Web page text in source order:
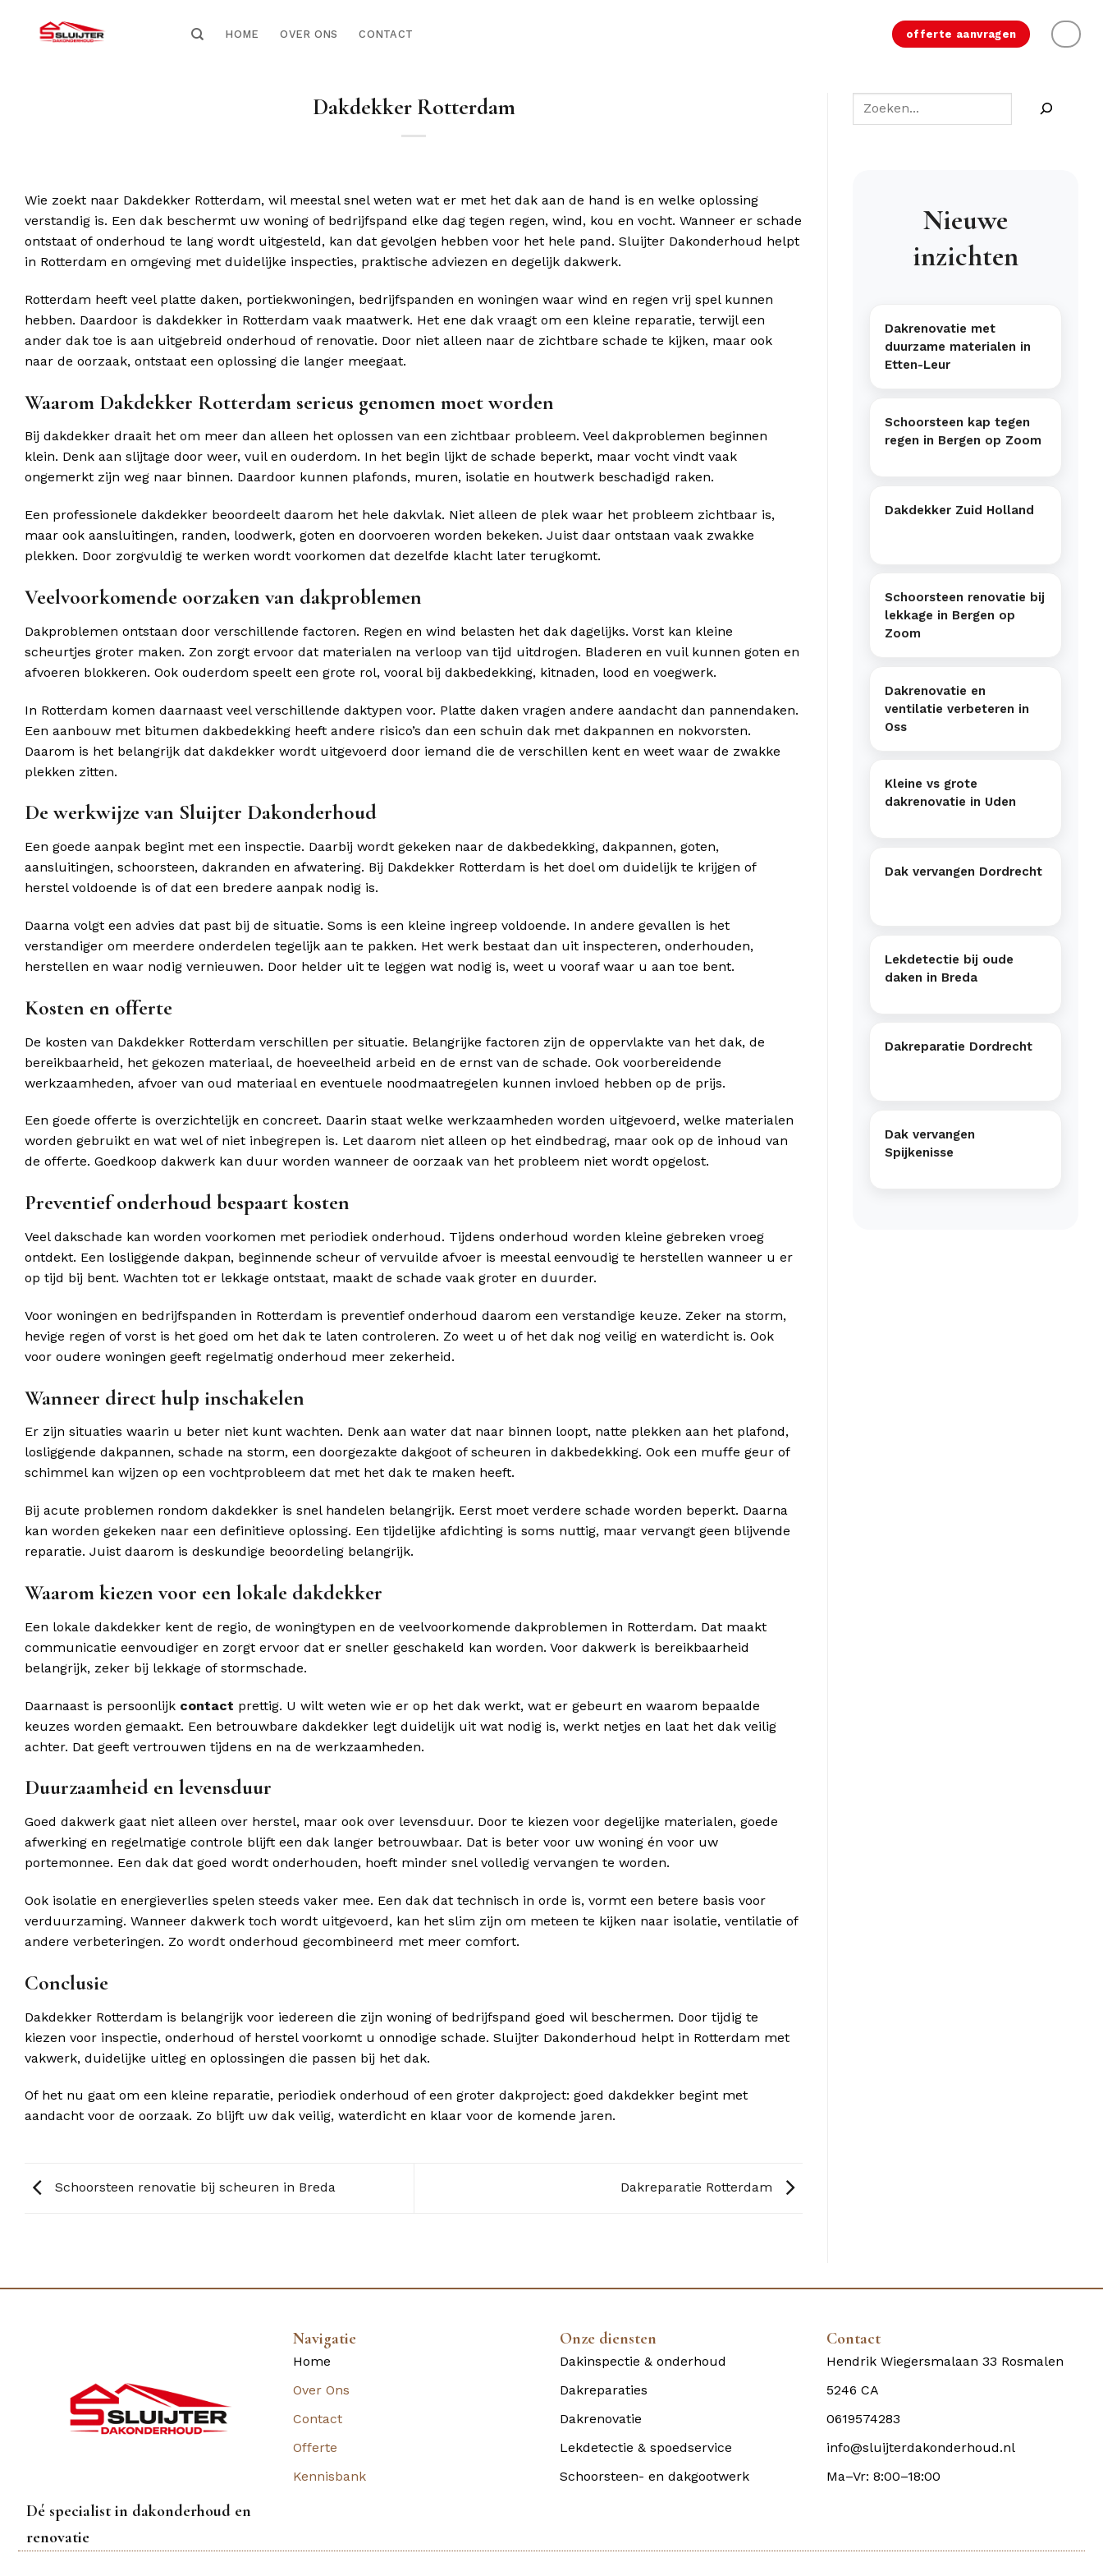
HOME OVER ONS CONTACT offerte aanvragen
Dakdekker Rotterdam
Wie zoekt naar Dakdekker Rotterdam, wil meestal snel weten wat er met het dak aan de hand is en welke oplossing
verstandig is. Een dak beschermt uw woning of bedrijfspand elke dag tegen regen, wind, kou en vocht. Wanneer er schade
ontstaat of onderhoud te lang wordt uitgesteld, kan dat gevolgen hebben voor het hele pand. Sluijter Dakonderhoud helpt
in Rotterdam en omgeving met duidelijke inspecties, praktische adviezen en degelijk dakwerk.
Rotterdam heeft veel platte daken, portiekwoningen, bedrijfspanden en woningen waar wind en regen vrij spel kunnen
hebben. Daardoor is dakdekker in Rotterdam vaak maatwerk. Het ene dak vraagt om een kleine reparatie, terwijl een
ander dak toe is aan uitgebreid onderhoud of renovatie. Door niet alleen naar de zichtbare schade te kijken, maar ook
naar de oorzaak, ontstaat een oplossing die langer meegaat.
Waarom Dakdekker Rotterdam serieus genomen moet worden
Bij dakdekker draait het om meer dan alleen het oplossen van een zichtbaar probleem. Veel dakproblemen beginnen
klein. Denk aan slijtage door weer, vuil en ouderdom. In het begin lijkt de schade beperkt, maar vocht vindt vaak
ongemerkt zijn weg naar binnen. Daardoor kunnen plafonds, muren, isolatie en houtwerk beschadigd raken.
Een professionele dakdekker beoordeelt daarom het hele dakvlak. Niet alleen de plek waar het probleem zichtbaar is,
maar ook aansluitingen, randen, loodwerk, goten en doorvoeren worden bekeken. Juist daar ontstaan vaak zwakke
plekken. Door zorgvuldig te werken wordt voorkomen dat dezelfde klacht later terugkomt.
Veelvoorkomende oorzaken van dakproblemen
Dakproblemen ontstaan door verschillende factoren. Regen en wind belasten het dak dagelijks. Vorst kan kleine
scheurtjes groter maken. Zon zorgt ervoor dat materialen na verloop van tijd uitdrogen. Bladeren en vuil kunnen goten en
afvoeren blokkeren. Ook ouderdom speelt een grote rol, vooral bij dakbedekking, kitnaden, lood en voegwerk.
In Rotterdam komen daarnaast veel verschillende daktypen voor. Platte daken vragen andere aandacht dan pannendaken.
Een aanbouw met bitumen dakbedekking heeft andere risico’s dan een schuin dak met dakpannen en nokvorsten.
Daarom is het belangrijk dat dakdekker wordt uitgevoerd door iemand die de verschillen kent en weet waar de zwakke
plekken zitten.
De werkwijze van Sluijter Dakonderhoud
Een goede aanpak begint met een inspectie. Daarbij wordt gekeken naar de dakbedekking, dakpannen, goten,
aansluitingen, schoorsteen, dakranden en afwatering. Bij Dakdekker Rotterdam is het doel om duidelijk te krijgen of
herstel voldoende is of dat een bredere aanpak nodig is.
Daarna volgt een advies dat past bij de situatie. Soms is een kleine ingreep voldoende. In andere gevallen is het
verstandiger om meerdere onderdelen tegelijk aan te pakken. Het werk bestaat dan uit inspecteren, onderhouden,
herstellen en waar nodig vernieuwen. Door helder uit te leggen wat nodig is, weet u vooraf waar u aan toe bent.
Kosten en offerte
De kosten van Dakdekker Rotterdam verschillen per situatie. Belangrijke factoren zijn de oppervlakte van het dak, de
bereikbaarheid, het gekozen materiaal, de hoeveelheid arbeid en de ernst van de schade. Ook voorbereidende
werkzaamheden, afvoer van oud materiaal en eventuele noodmaatregelen kunnen invloed hebben op de prijs.
Een goede offerte is overzichtelijk en concreet. Daarin staat welke werkzaamheden worden uitgevoerd, welke materialen
worden gebruikt en wat wel of niet inbegrepen is. Let daarom niet alleen op het eindbedrag, maar ook op de inhoud van
de offerte. Goedkoop dakwerk kan duur worden wanneer de oorzaak van het probleem niet wordt opgelost.
Preventief onderhoud bespaart kosten
Veel dakschade kan worden voorkomen met periodiek onderhoud. Tijdens onderhoud worden kleine gebreken vroeg
ontdekt. Een losliggende dakpan, beginnende scheur of vervuilde afvoer is meestal eenvoudig te herstellen wanneer u er
op tijd bij bent. Wachten tot er lekkage ontstaat, maakt de schade vaak groter en duurder.
Voor woningen en bedrijfspanden in Rotterdam is preventief onderhoud daarom een verstandige keuze. Zeker na storm,
hevige regen of vorst is het goed om het dak te laten controleren. Zo weet u of het dak nog veilig en waterdicht is. Ook
voor oudere woningen geeft regelmatig onderhoud meer zekerheid.
Wanneer direct hulp inschakelen
Er zijn situaties waarin u beter niet kunt wachten. Denk aan water dat naar binnen loopt, natte plekken aan het plafond,
losliggende dakpannen, schade na storm, een doorgezakte dakgoot of scheuren in dakbedekking. Ook een muffe geur of
schimmel kan wijzen op een vochtprobleem dat met het dak te maken heeft.
Bij acute problemen rondom dakdekker is snel handelen belangrijk. Eerst moet verdere schade worden beperkt. Daarna
kan worden gekeken naar een definitieve oplossing. Een tijdelijke afdichting is soms nuttig, maar vervangt geen blijvende
reparatie. Juist daarom is deskundige beoordeling belangrijk.
Waarom kiezen voor een lokale dakdekker
Een lokale dakdekker kent de regio, de woningtypen en de veelvoorkomende dakproblemen in Rotterdam. Dat maakt
communicatie eenvoudiger en zorgt ervoor dat er sneller geschakeld kan worden. Voor dakwerk is bereikbaarheid
belangrijk, zeker bij lekkage of stormschade.
Daarnaast is persoonlijk contact prettig. U wilt weten wie er op het dak werkt, wat er gebeurt en waarom bepaalde
keuzes worden gemaakt. Een betrouwbare dakdekker legt duidelijk uit wat nodig is, werkt netjes en laat het dak veilig
achter. Dat geeft vertrouwen tijdens en na de werkzaamheden.
Duurzaamheid en levensduur
Goed dakwerk gaat niet alleen over herstel, maar ook over levensduur. Door te kiezen voor degelijke materialen, goede
afwerking en regelmatige controle blijft een dak langer betrouwbaar. Dat is beter voor uw woning én voor uw
portemonnee. Een dak dat goed wordt onderhouden, hoeft minder snel volledig vervangen te worden.
Ook isolatie en energieverlies spelen steeds vaker mee. Een dak dat technisch in orde is, vormt een betere basis voor
verduurzaming. Wanneer dakwerk toch wordt uitgevoerd, kan het slim zijn om meteen te kijken naar isolatie, ventilatie of
andere verbeteringen. Zo wordt onderhoud gecombineerd met meer comfort.
Conclusie
Dakdekker Rotterdam is belangrijk voor iedereen die zijn woning of bedrijfspand goed wil beschermen. Door tijdig te
kiezen voor inspectie, onderhoud of herstel voorkomt u onnodige schade. Sluijter Dakonderhoud helpt in Rotterdam met
vakwerk, duidelijke uitleg en oplossingen die passen bij het dak.
Of het nu gaat om een kleine reparatie, periodiek onderhoud of een groter dakproject: goed dakdekker begint met
aandacht voor de oorzaak. Zo blijft uw dak veilig, waterdicht en klaar voor de komende jaren.
Schoorsteen renovatie bij scheuren in Breda Dakreparatie Rotterdam
Nieuwe
inzichten
Dakrenovatie met
duurzame materialen in
Etten-Leur
Schoorsteen kap tegen
regen in Bergen op Zoom
Dakdekker Zuid Holland
Schoorsteen renovatie bij
lekkage in Bergen op
Zoom
Dakrenovatie en
ventilatie verbeteren in
Oss
Kleine vs grote
dakrenovatie in Uden
Dak vervangen Dordrecht
Lekdetectie bij oude
daken in Breda
Dakreparatie Dordrecht
Dak vervangen
Spijkenisse
Dé specialist in dakonderhoud en
renovatie
Navigatie
Home
Over Ons
Contact
Offerte
Kennisbank
Onze diensten
Dakinspectie & onderhoud
Dakreparaties
Dakrenovatie
Lekdetectie & spoedservice
Schoorsteen- en dakgootwerk
Contact
Hendrik Wiegersmalaan 33 Rosmalen
5246 CA
0619574283
info@sluijterdakonderhoud.nl
Ma–Vr: 8:00–18:00